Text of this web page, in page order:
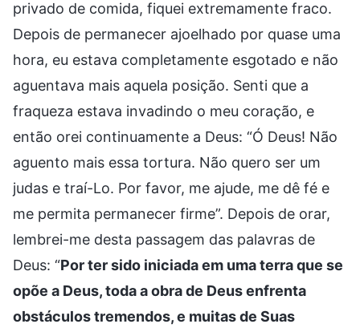
privado de comida, fiquei extremamente fraco.
Depois de permanecer ajoelhado por quase uma
hora, eu estava completamente esgotado e não
aguentava mais aquela posição. Senti que a
fraqueza estava invadindo o meu coração, e
então orei continuamente a Deus: “Ó Deus! Não
aguento mais essa tortura. Não quero ser um
judas e traí-Lo. Por favor, me ajude, me dê fé e
me permita permanecer firme”. Depois de orar,
lembrei-me desta passagem das palavras de
Deus: “Por ter sido iniciada em uma terra que se
opõe a Deus, toda a obra de Deus enfrenta
obstáculos tremendos, e muitas de Suas